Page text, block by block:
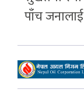
पाँच